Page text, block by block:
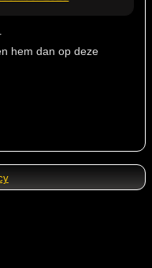
hem dan op deze